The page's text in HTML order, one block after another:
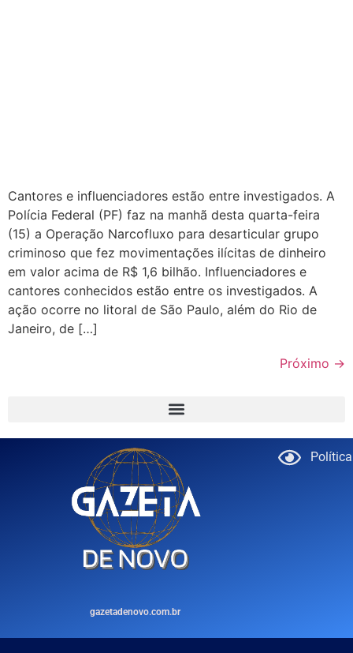
Cantores e influenciadores estão entre investigados. A
Polícia Federal (PF) faz na manhã desta quarta-feira
(15) a Operação Narcofluxo para desarticular grupo
criminoso que fez movimentações ilícitas de dinheiro
em valor acima de R$ 1,6 bilhão. Influenciadores e
cantores conhecidos estão entre os investigados. A
ação ocorre no litoral de São Paulo, além do Rio de
Janeiro, de […]
Próximo →
gazetadenovo.com.br